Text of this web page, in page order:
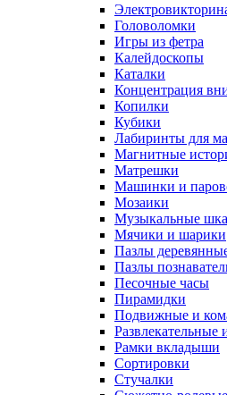
Головоломки
Игры из фетра
Калейдоскопы
Каталки
Концентрация
Копилки
Кубики
Лабиринты для
Магнитные
Матрешки
Машинки и
Мозаики
Музыкальные
Мячики и шарики
Пазлы
Пазлы
Песочные часы
Пирамидки
Подвижные и
Развлекательные
Рамки вкладыши
Сортировки
Стучалки